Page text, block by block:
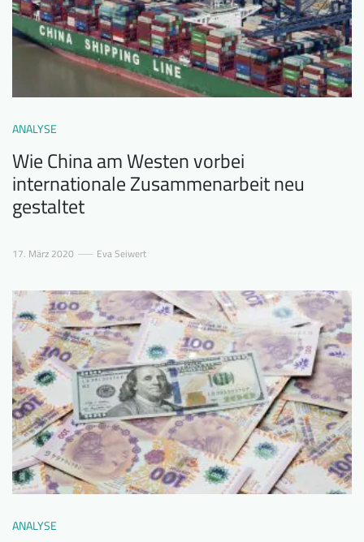
ANALYSE
Wie China am Westen vorbei
internationale Zusammenarbeit neu
gestaltet
17. März 2020 Eva Seiwert
ANALYSE